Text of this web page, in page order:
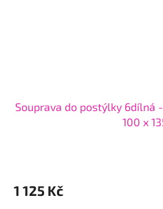
Souprava do postýlky 6dílná
100 x
1 125 Kč